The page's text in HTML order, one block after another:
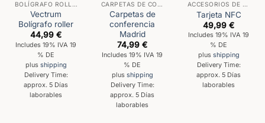
BOLÍGRAFO ROLLER
Vectrum
Bolígrafo roller
44,99€
Includes 19% IVA 19
% DE
plus shipping
Delivery Time:
approx. 5 Días
laborables
CARPETAS DE CONFERENCIAS
Carpetas de
conferencia
Madrid
74,99€
Includes 19% IVA 19
% DE
plus shipping
Delivery Time:
approx. 5 Días
laborables
ACCESORIOS DE PAPELERÍA
Tarjeta NFC
49,99€
Includes 19% IVA 19
% DE
plus shipping
Delivery Time:
approx. 5 Días
laborables